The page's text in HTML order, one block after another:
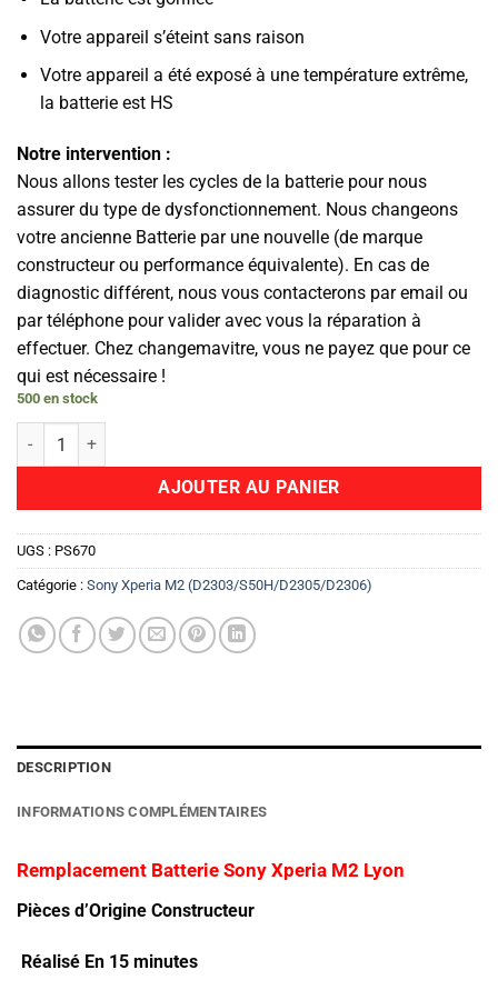
Votre appareil s’éteint sans raison
Votre appareil a été exposé à une température extrême,
la batterie est HS
Notre intervention :
Nous allons tester les cycles de la batterie pour nous
assurer du type de dysfonctionnement. Nous changeons
votre ancienne Batterie par une nouvelle (de marque
constructeur ou performance équivalente). En cas de
diagnostic différent, nous vous contacterons par email ou
par téléphone pour valider avec vous la réparation à
effectuer. Chez changemavitre, vous ne payez que pour ce
qui est nécessaire !
500 en stock
quantité de Batterie
AJOUTER AU PANIER
UGS : PS670
Catégorie : Sony Xperia M2 (D2303/S50H/D2305/D2306)
DESCRIPTION
INFORMATIONS COMPLÉMENTAIRES
Remplacement Batterie Sony Xperia M2 Lyon
Pièces d’Origine Constructeur
Réalisé En 15 minutes